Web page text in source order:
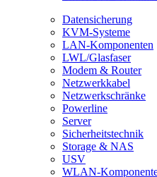
Datensicherung
KVM-Systeme
LAN-Komponenten
LWL/Glasfaser
Modem & Router
Netzwerkkabel
Netzwerkschränke
Powerline
Server
Sicherheitstechnik
Storage & NAS
USV
WLAN-